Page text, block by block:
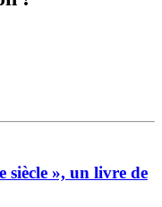
siècle », un livre de